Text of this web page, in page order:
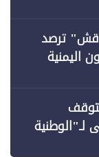
ترصد
اليمنية